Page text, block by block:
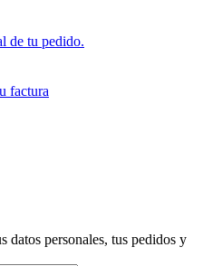
de tu pedido.
factura
datos personales, tus pedidos y